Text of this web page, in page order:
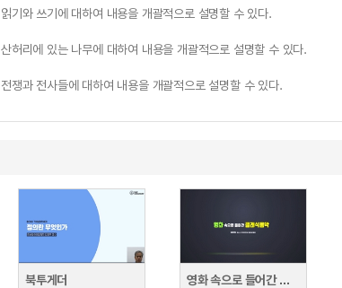
읽기와 쓰기에 대하여 내용을 개괄적으로 설명할 수 있다.
산허리에 있는 나무에 대하여 내용을 개괄적으로 설명할 수 있다.
전쟁과 전사들에 대하여 내용을 개괄적으로 설명할 수 있다.
북투게더
영화 속으로 들어간 클래식음악